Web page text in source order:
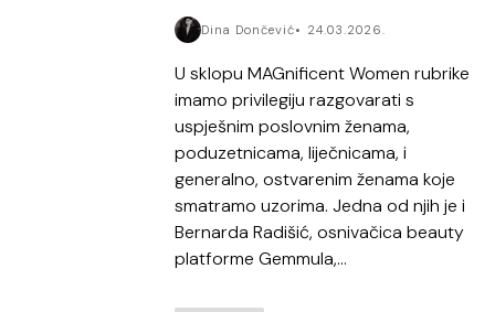
Dina Dončević 24.03.2026.
U sklopu MAGnificent Women rubrike
imamo privilegiju razgovarati s
uspješnim poslovnim ženama,
poduzetnicama, liječnicama, i
generalno, ostvarenim ženama koje
smatramo uzorima. Jedna od njih je i
Bernarda Radišić, osnivačica beauty
platforme Gemmula,...